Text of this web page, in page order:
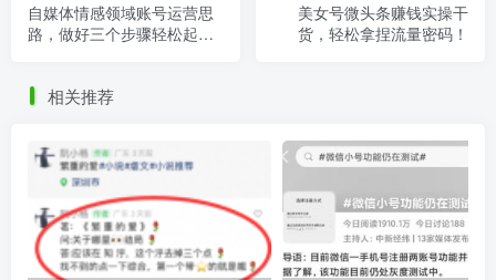
自媒体情感领域账号运营思
路，做好三个步骤轻松起号
美女号微头条赚钱实操干
货，轻松拿捏流量密码！
相关推荐